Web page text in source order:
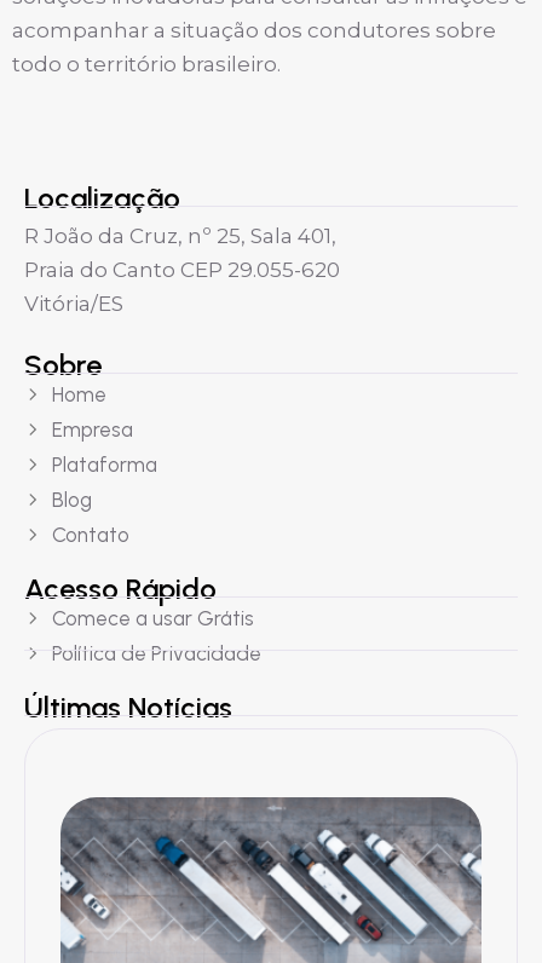
acompanhar a situação dos condutores sobre
todo o território brasileiro.
Localização
R João da Cruz, nº 25, Sala 401,
Praia do Canto CEP 29.055-620
Vitória/ES
Sobre
Home
Empresa
Plataforma
Blog
Contato
Acesso Rápido
Comece a usar Grátis
Política de Privacidade
Últimas Notícias